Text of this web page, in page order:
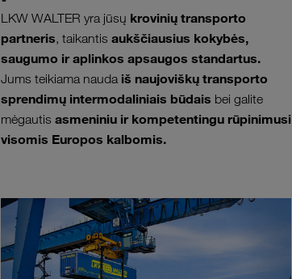
LKW WALTER yra jūsų krovinių transporto
partneris, taikantis aukščiausius kokybės,
saugumo ir aplinkos apsaugos standartus.
Jums teikiama nauda iš naujoviškų transporto
sprendimų intermodaliniais būdais bei galite
mėgautis asmeniniu ir kompetentingu rūpinimusi
visomis Europos kalbomis.